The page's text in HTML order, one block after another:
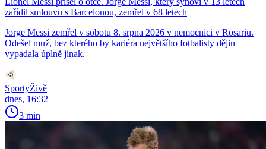
zařídil smlouvu s Barcelonou, zemřel v 68 letech
Jorge Messi zemřel v sobotu 8. srpna 2026 v nemocnici v Rosariu.
Odešel muž, bez kterého by kariéra největšího fotbalisty dějin
vypadala úplně jinak.
SportyŽivě
dnes, 16:32
3 min